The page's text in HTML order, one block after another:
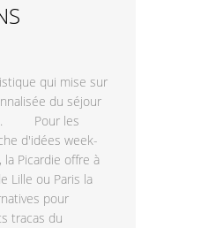
qui mise sur
du séjour
Pour les
d'idées week-
Picardie offre à
Lille ou Paris la
pour
tracas du